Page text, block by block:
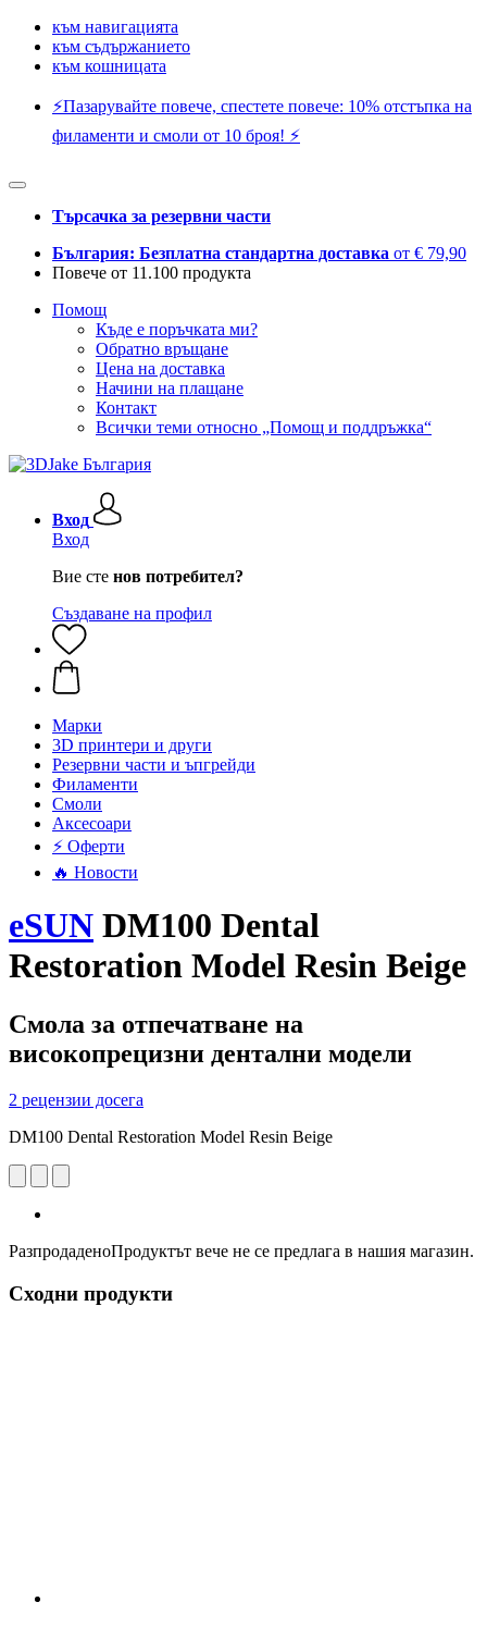
към навигацията
към съдържанието
към кошницата
⚡️Пазарувайте повече, спестете повече: 10% отстъпка на
филаменти и смоли от 10 броя! ⚡️
Търсачка за резервни части
България: Безплатна стандартна доставка от € 79,90
Повече от 11.100 продукта
Помощ
Къде е поръчката ми?
Обратно връщане
Цена на доставка
Начини на плащане
Контакт
Всички теми относно „Помощ и поддръжка“
Вход
Вход
Вие сте нов потребител?
Създаване на профил
Mарки
3D принтери и други
Резервни части и ъпгрейди
Филаменти
Смоли
Аксесоари
⚡ Оферти
🔥 Новости
eSUN DM100 Dental
Restoration Model Resin Beige
Смола за отпечатване на
високопрецизни дентални модели
2 рецензии досега
DM100 Dental Restoration Model Resin Beige
РазпродаденоПродуктът вече не се предлага в нашия магазин.
Сходни продукти